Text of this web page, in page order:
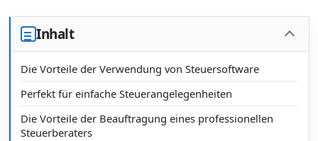
Inhalt
Die Vorteile der Verwendung von Steuersoftware
Perfekt für einfache Steuerangelegenheiten
Die Vorteile der Beauftragung eines professionellen
Steuerberaters